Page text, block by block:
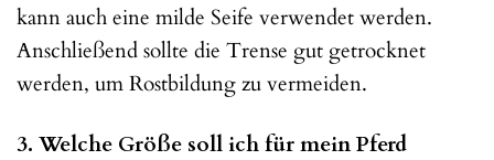
kann auch eine milde Seife verwendet werden.
Anschließend sollte die Trense gut getrocknet
werden, um Rostbildung zu vermeiden.
3. Welche Größe soll ich für mein Pferd